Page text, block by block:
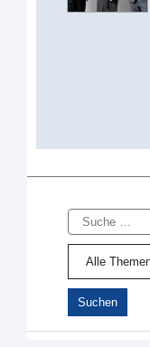
Suche